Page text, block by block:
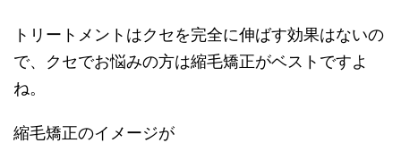
トリートメントはクセを完全に伸ばす効果はないの
で、クセでお悩みの方は縮毛矯正がベストですよ
ね。
縮毛矯正のイメージが